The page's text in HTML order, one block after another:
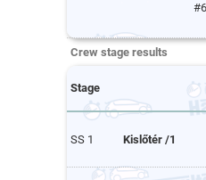
#6
Crew stage results
Stage
SS 1 Kislőtér /1